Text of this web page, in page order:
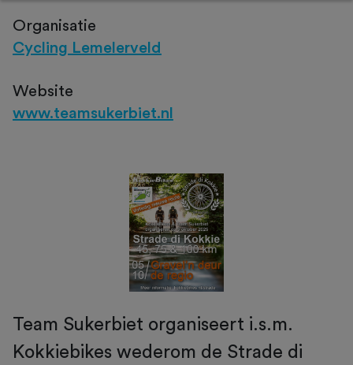
Organisatie
Cycling Lemelerveld
Website
www.teamsukerbiet.nl
Team Sukerbiet organiseert i.s.m.
Kokkiebikes wederom de Strade di